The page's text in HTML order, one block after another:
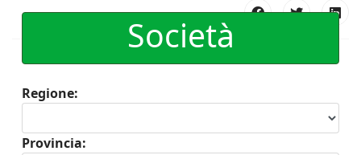
Società
Regione:
Provincia: